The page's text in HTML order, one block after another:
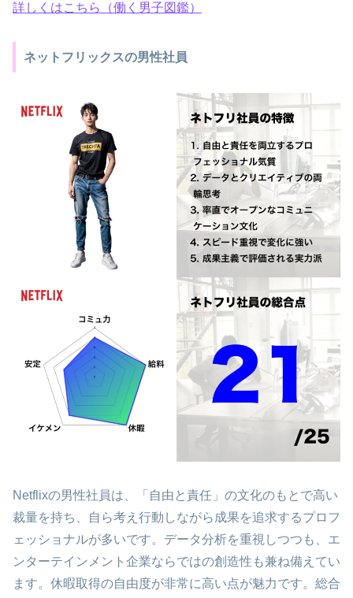
詳しくはこちら（働く男子図鑑）
ネットフリックスの男性社員
Netflixの男性社員は、「自由と責任」の文化のもとで高い
裁量を持ち、自ら考え行動しながら成果を追求するプロフ
ェッショナルが多いです。データ分析を重視しつつも、エ
ンターテインメント企業ならではの創造性も兼ね備えてい
ます。休暇取得の自由度が非常に高い点が魅力です。総合